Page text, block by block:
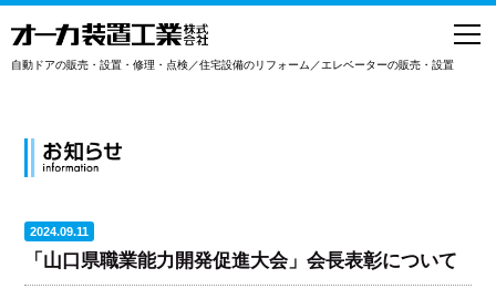
自動ドアの販売・設置・修理・点検／住宅設備のリフォーム／エレベーターの販売・設置
2024.09.11
「山口県職業能力開発促進大会」会長表彰について